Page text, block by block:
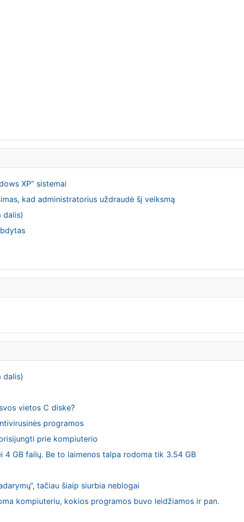
XP“ sistemai
kad administratorius uždraudė šį veiksmą
dalis)
dalis)
vietos C diske?
programos
prie kompiuterio
4 GB failų. Be to laimenos talpa rodoma tik 3.54 GB
tačiau šiaip siurbia neblogai
kompiuteriu, kokios programos buvo leidžiamos ir pan.